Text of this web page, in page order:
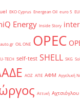
EKO Cyprus Energean Oil euro 5
Energy Inside Story
OIL ONE OPEC
TECH self-test SHELL SKG
ΑΟΖ ΑΠΕ ΑΦΜ Αγγελική
Αττική